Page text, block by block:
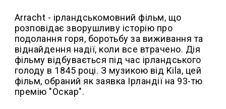
Arracht - ірландськомовний фільм, що
розповідає зворушливу історію про
подолання горя, боротьбу за виживання та
віднайдення надії, коли все втрачено. Дія
фільму відбувається під час ірландського
голоду в 1845 році. З музикою від Kila, цей
фільм, обраний як заявка Ірландії на 93-тю
премію "Оскар".